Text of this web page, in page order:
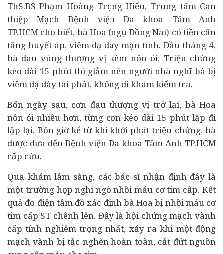
ThS.BS Phạm Hoàng Trọng Hiếu, Trung tâm Can
thiệp Mạch Bệnh viện Đa khoa Tâm Anh
TP.HCM cho biết, bà Hoa (ngụ Đồng Nai) có tiền căn
tăng huyết áp, viêm dạ dày mạn tính. Đầu tháng 4,
bà đau vùng thượng vị kèm nôn ói. Triệu chứng
kéo dài 15 phút thì giảm nên người nhà nghĩ bà bị
viêm dạ dày tái phát, không đi khám kiểm tra.
Bốn ngày sau, cơn đau thượng vị trở lại, bà Hoa
nôn ói nhiều hơn, từng cơn kéo dài 15 phút lặp đi
lặp lại. Bốn giờ kể từ khi khởi phát triệu chứng, bà
được đưa đến Bệnh viện Đa khoa Tâm Anh TP.HCM
cấp cứu.
Qua khám lâm sàng, các bác sĩ nhận định đây là
một trường hợp nghi ngờ nhồi máu cơ tim cấp. Kết
quả đo điện tâm đồ xác định bà Hoa bị nhồi máu cơ
tim cấp ST chênh lên. Đây là hội chứng mạch vành
cấp tính nghiêm trọng nhất, xảy ra khi một động
mạch vành bị tắc nghẽn hoàn toàn, cắt đứt nguồn